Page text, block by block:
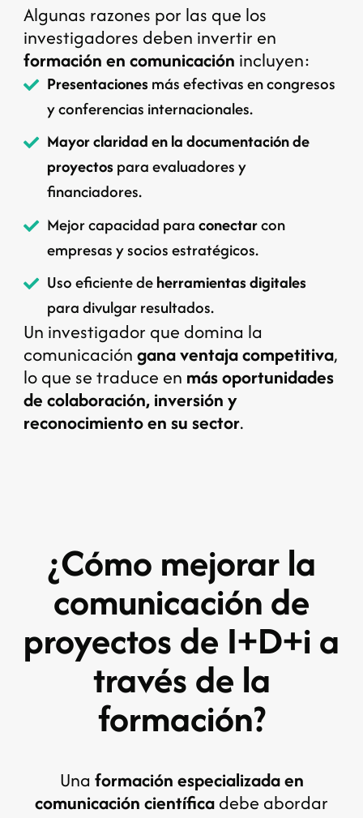
Algunas razones por las que los
investigadores deben invertir en
formación en comunicación incluyen:
Presentacionesmás efectivas en congresos
y conferencias internacionales.
Mayor claridad en la documentación de
proyectospara evaluadores y
financiadores.
Mejor capacidad paraconectarcon
empresas y socios estratégicos.
Uso eficiente deherramientas digitales
para divulgar resultados.
Un investigador que domina la
comunicacióngana ventaja competitiva,
lo que se traduce en más oportunidades
de colaboración, inversión y
reconocimiento en su sector.
¿Cómo mejorar la
comunicación de
proyectos de I+D+i a
través de la
formación?
Una formación especializada en
comunicación científicadebe abordar